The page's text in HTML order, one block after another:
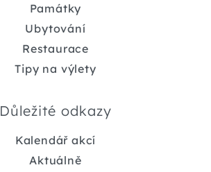
Památky
Ubytování
Restaurace
Tipy na výlety
Důležité odkazy
Kalendář akcí
Aktuálně